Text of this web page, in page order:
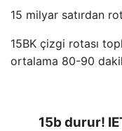
15 milyar satırdan
15BK çizgi rotası
ortalama 80-90
15b durur!